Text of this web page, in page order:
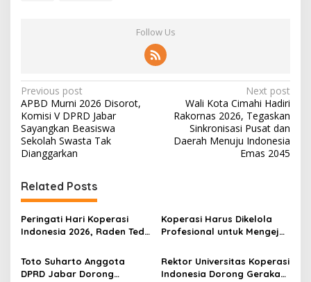
Follow Us
P
o
s
t
a
v
i
a
Previous post
APBD Murni 2026 Disorot,
Komisi V DPRD Jabar
Sayangkan Beasiswa
Sekolah Swasta Tak
Dianggarkan
Next post
Wali Kota Cimahi Hadiri
Rakornas 2026, Tegaskan
Sinkronisasi Pusat dan
Daerah Menuju Indonesia
Emas 2045
Related Posts
Peringati Hari Koperasi
Indonesia 2026, Raden Tedi
Koperasi sebagai Pilar
Ekonomi Kerakyatan
Koperasi Harus Dikelola
Profesional untuk Mengejar
Toto Suharto Anggota
DPRD Jabar Dorong
Rektor Universitas Koperasi
Indonesia Dorong Gerakan